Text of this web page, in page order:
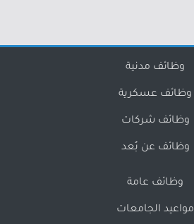
وظائف مدنية
وظائف عسكرية
وظائف شركات
وظائف عن بُعد
وظائف عامة
مواعيد الجامعات